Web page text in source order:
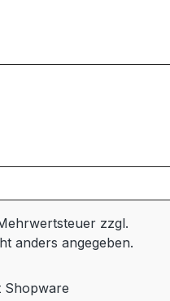
zzgl.
anders angegeben.
Shopware